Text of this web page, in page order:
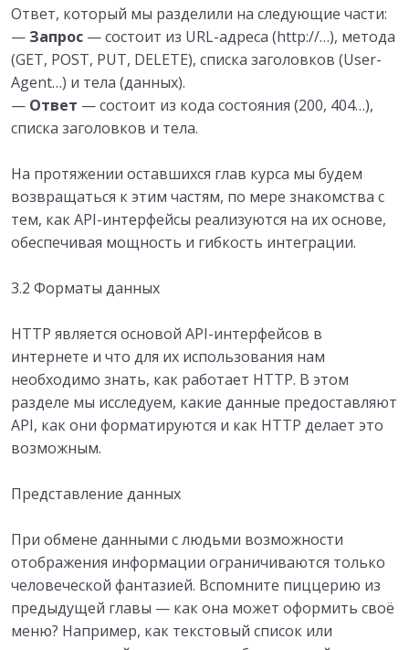
Ответ, который мы разделили на следующие части:
— Запрос — состоит из URL-адреса (http://…), метода
(GET, POST, PUT, DELETE), списка заголовков (User-
Agent…) и тела (данных).
— Ответ — состоит из кода состояния (200, 404…),
списка заголовков и тела.
На протяжении оставшихся глав курса мы будем
возвращаться к этим частям, по мере знакомства с
тем, как API-интерфейсы реализуются на их основе,
обеспечивая мощность и гибкость интеграции.
3.2 Форматы данных
HTTP является основой API-интерфейсов в
интернете и что для их использования нам
необходимо знать, как работает HTTP. В этом
разделе мы исследуем, какие данные предоставляют
API, как они форматируются и как HTTP делает это
возможным.
Представление данных
При обмене данными с людьми возможности
отображения информации ограничиваются только
человеческой фантазией. Вспомните пиццерию из
предыдущей главы — как она может оформить своё
меню? Например, как текстовый список или